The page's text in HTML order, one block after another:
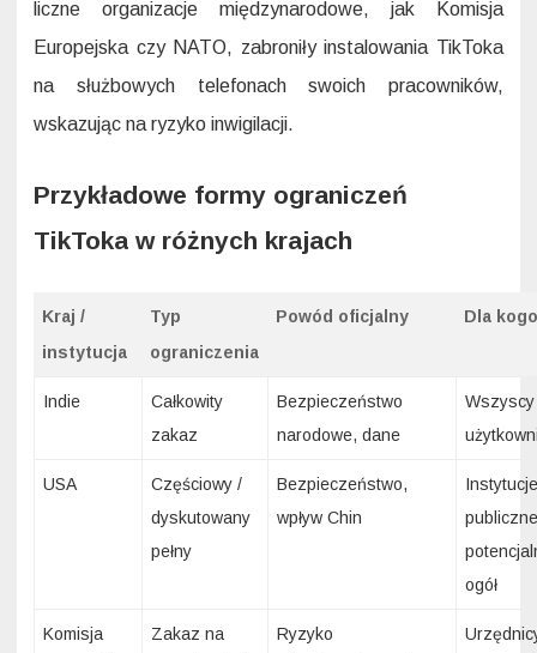
liczne organizacje międzynarodowe, jak Komisja
Europejska czy NATO, zabroniły instalowania TikToka
na służbowych telefonach swoich pracowników,
wskazując na ryzyko inwigilacji.
Przykładowe formy ograniczeń
TikToka w różnych krajach
Kraj /
instytucja
Typ
ograniczenia
Powód oficjalny Dla kogo
Indie
Całkowity
zakaz
Bezpieczeństwo
narodowe, dane
Wszyscy
USA
Częściowy /
dyskutowany
pełny
Bezpieczeństwo,
wpływ Chin
Instytucje
ogół
Komisja
Zakaz na
Ryzyko